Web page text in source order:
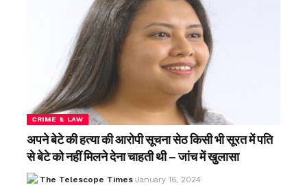
CRIME & LAW
अपने बेटे की हत्या की आरोपी सूचना सेठ किसी भी सूरत में पति
से बेटे को नहीं मिलने देना चाहती थी – जांच में खुलासा
The Telescope Times January 16, 2024